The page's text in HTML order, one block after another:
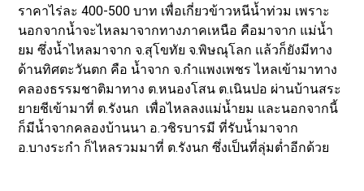
ราคาไร่ละ 400-500 บาท เพื่อเกี่ยวข้าวหนีน้ำท่วม เพราะ
นอกจากน้ำจะไหลมาจากทางภาคเหนือ คือมาจาก แม่น้ำ
ยม ซึ่งน้ำไหลมาจาก จ.สุโขทัย จ.พิษณุโลก แล้วก็ยังมีทาง
ด้านทิศตะวันตก คือ น้ำจาก จ.กำแพงเพชร ไหลเข้ามาทาง
คลองธรรมชาติมาทาง ต.หนองโสน ต.เนินปอ ผ่านบ้านสระ
ยายชีเข้ามาที่ ต.รังนก เพื่อไหลลงแม่น้ำยม และนอกจากนี้
ก็มีน้ำจากคลองบ้านนา อ.วชิรบารมี ที่รับน้ำมาจาก
อ.บางระกำ ก็ไหลรวมมาที่ ต.รังนก ซึ่งเป็นที่ลุ่มต่ำอีกด้วย